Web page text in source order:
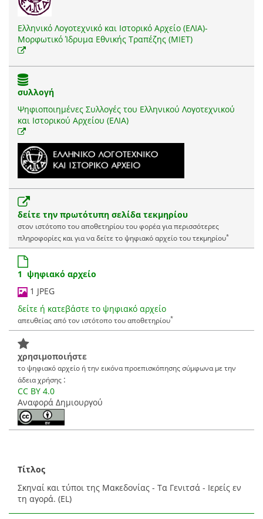
Ελληνικό Λογοτεχνικό και Ιστορικό Αρχείο (ΕΛΙΑ)-
Μορφωτικό Ίδρυμα Εθνικής Τραπέζης (ΜΙΕΤ)
συλλογή
Ψηφιοποιημένες Συλλογές του Ελληνικού Λογοτεχνικού
και Ιστορικού Αρχείου (ΕΛΙΑ)
δείτε την πρωτότυπη σελίδα τεκμηρίου
στον ιστότοπο του αποθετηρίου του φορέα για περισσότερες
πληροφορίες και για να δείτε το ψηφιακό αρχείο του τεκμηρίου*
1 ψηφιακό αρχείο
1 JPEG
δείτε ή κατεβάστε το ψηφιακό αρχείο
απευθείας από τον ιστότοπο του αποθετηρίου*
χρησιμοποιήστε
το ψηφιακό αρχείο ή την εικόνα προεπισκόπησης σύμφωνα με την
άδεια χρήσης :
CC BY 4.0
Αναφορά Δημιουργού
Τίτλος
Σκηναί και τύποι της Μακεδονίας - Τα Γενιτσά - Ιερείς εν
τη αγορά. (EL)